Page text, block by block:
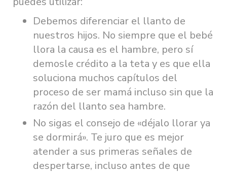
Debemos diferenciar el llanto de
nuestros hijos. No siempre que el bebé
llora la causa es el hambre, pero sí
demosle crédito a la teta y es que ella
soluciona muchos capítulos del
proceso de ser mamá incluso sin que la
razón del llanto sea hambre.
No sigas el consejo de «déjalo llorar ya
se dormirá». Te juro que es mejor
atender a sus primeras señales de
despertarse, incluso antes de que